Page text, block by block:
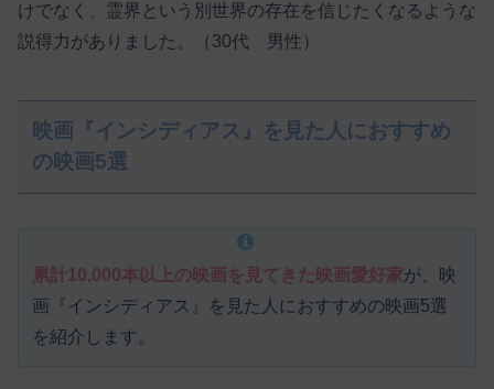
けでなく、霊界という別世界の存在を信じたくなるような
説得力がありました。（30代 男性）
映画『インシディアス』を見た人におすすめ
の映画5選
累計10,000本以上の映画を見てきた映画愛好家が、映
画『インシディアス』を見た人におすすめの映画5選
を紹介します。